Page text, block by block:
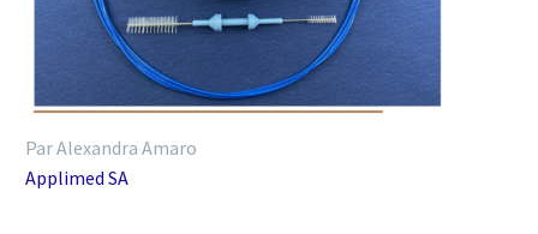
Par Alexandra Amaro
Applimed SA